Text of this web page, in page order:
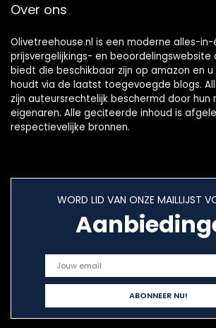
Over ons
Olivetreehouse.nl is een moderne alles-in-
prijsvergelijkings- en
biedt die beschikbaar zijn op amazon en
houdt via de laatst toegevoegde blogs.
zijn auteursrechtelijk beschermd door hun
eigenaren. Alle geciteerde inhoud is
respectievelijke bronnen.
WORD LID VAN ONZE MAILLIJST